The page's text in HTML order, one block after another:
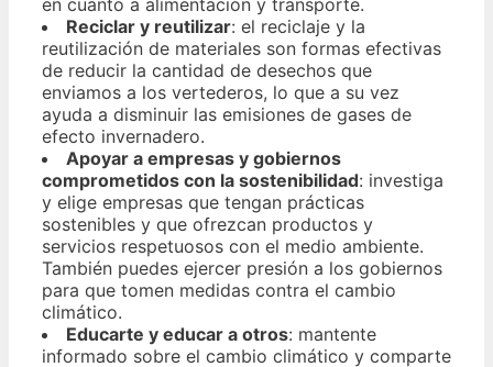
en cuanto a alimentación y transporte.
Reciclar y reutilizar: el reciclaje y la
reutilización de materiales son formas efectivas
de reducir la cantidad de desechos que
enviamos a los vertederos, lo que a su vez
ayuda a disminuir las emisiones de gases de
efecto invernadero.
Apoyar a empresas y gobiernos
comprometidos con la sostenibilidad: investiga
y elige empresas que tengan prácticas
sostenibles y que ofrezcan productos y
servicios respetuosos con el medio ambiente.
También puedes ejercer presión a los gobiernos
para que tomen medidas contra el cambio
climático.
Educarte y educar a otros: mantente
informado sobre el cambio climático y comparte